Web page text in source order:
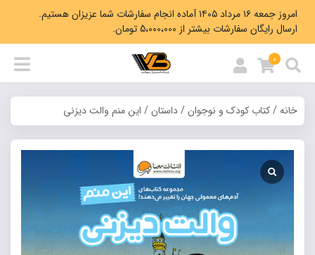
امروز جمعه ۱۶ مرداد ۱۴۰۵ آماده انجام سفارشات شما عزیزان هستیم.
ارسال رایگان سفارشات بیشتر از 5،000،000 تومان.
0
خانه/کتاب کودک و نوجوان/داستان/ این منم والت دیزنی